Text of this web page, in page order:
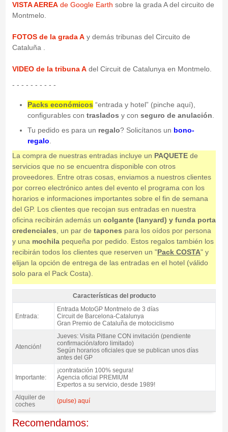
VISTA AEREAde Google Earth sobre la grada A del circuito de
Montmelo.
FOTOS de la grada Ay demás tribunas del Circuito de
Cataluña .
VIDEO de la tribuna Adel Circuit de Catalunya en Montmelo.
- - - - - - - - - -
Packs económicos “entrada y hotel” (pinche aquí),
configurables con traslados y con seguro de anulación
Tu pedido es para un regalo? Solicítanos un bono-
regalo
La compra de nuestras entradas incluye un PAQUETEde
servicios que no se encuentra disponible con otros
proveedores. Entre otras cosas, enviamos a nuestros clientes
por correo electrónico antes del evento el programa con los
horarios e informaciones importantes sobre el fin de semana
del GP. Los clientes que recojan sus entradas en nuestra
oficina recibirán además un colgante (lanyard) y funda porta
credenciales , un par de tapones para los oídos por persona
y una mochilapequeña por pedido. Estos regalos también los
recibirán todos los clientes que reserven un "Pack COSTA" y
elijan la opción de entrega de las entradas en el hotel (válido
solo para el Pack Costa).
Entrada MotoGP Tribuna A, GP Catalunya 2027 - Características del
producto
Características del producto
Entrada:
Entrada MotoGP Montmelo de 3 días
Circuit de Barcelona-Catalunya
Gran Premio de Cataluña de motociclismo
Atención!
Jueves: Visita Pitlane CON invitación (pendiente
confirmación/aforo limitado)
Según horarios oficiales que se publican unos días
antes del GP
Importante:
¡contratación 100% segura!
Agencia oficial PREMIUM
Expertos a su servicio, desde 1989!
Alquiler de
coches
(pulse) aquí
Recomendamos: